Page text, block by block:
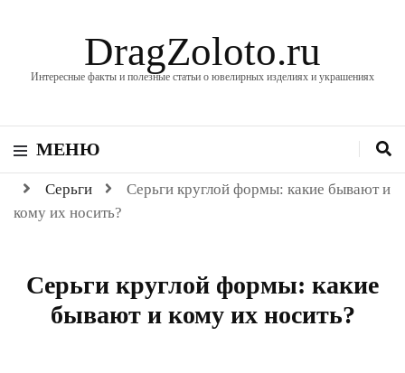
DragZoloto.ru
Интересные факты и полезные статьи о ювелирных изделиях и украшениях
МЕНЮ
Серьги
Серьги круглой формы: какие бывают и
кому их носить?
Серьги круглой формы: какие
бывают и кому их носить?